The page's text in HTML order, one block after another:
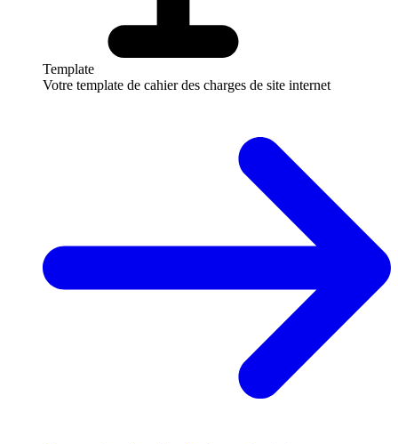
Template
Votre template de cahier des charges de site internet